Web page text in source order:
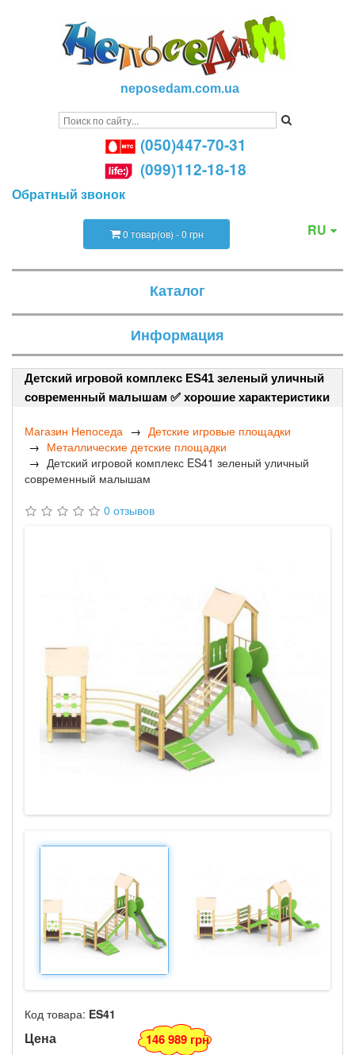
neposedam.com.ua
(050)447-70-31
(099)112-18-18
Обратный звонок
RU
0 товар(ов) - 0 грн
Каталог
Информация
Детский игровой комплекс ES41 зеленый уличный
современный малышам ✅ хорошие характеристики
Магазин Непоседа
Детские игровые площадки
Металлические детские площадки
Детский игровой комплекс ES41 зеленый уличный
современный малышам
0 отзывов
Код товара: ES41
Цена 146 989 грн